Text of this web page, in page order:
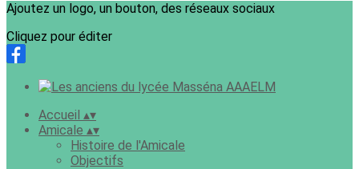
Ajoutez un logo, un bouton, des réseaux sociaux
Cliquez pour éditer
Accueil ▴▾
Amicale ▴▾
Histoire de l'Amicale
Objectifs